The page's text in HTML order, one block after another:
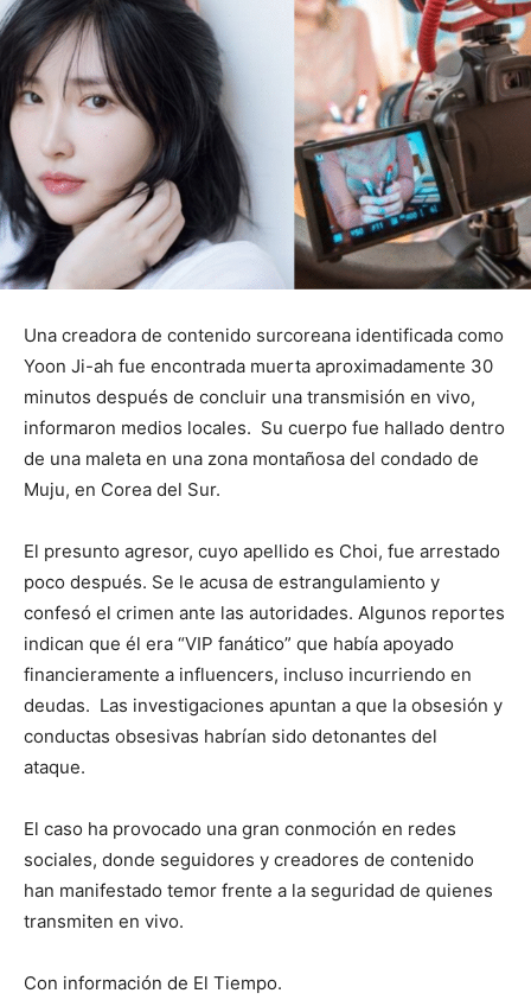
Una creadora de contenido surcoreana identificada como
Yoon Ji-ah fue encontrada muerta aproximadamente 30
minutos después de concluir una transmisión en vivo,
informaron medios locales. Su cuerpo fue hallado dentro
de una maleta en una zona montañosa del condado de
Muju, en Corea del Sur.
El presunto agresor, cuyo apellido es Choi, fue arrestado
poco después. Se le acusa de estrangulamiento y
confesó el crimen ante las autoridades. Algunos reportes
indican que él era “VIP fanático” que había apoyado
financieramente a influencers, incluso incurriendo en
deudas. Las investigaciones apuntan a que la obsesión y
conductas obsesivas habrían sido detonantes del
ataque.
El caso ha provocado una gran conmoción en redes
sociales, donde seguidores y creadores de contenido
han manifestado temor frente a la seguridad de quienes
transmiten en vivo.
Con información de El Tiempo.